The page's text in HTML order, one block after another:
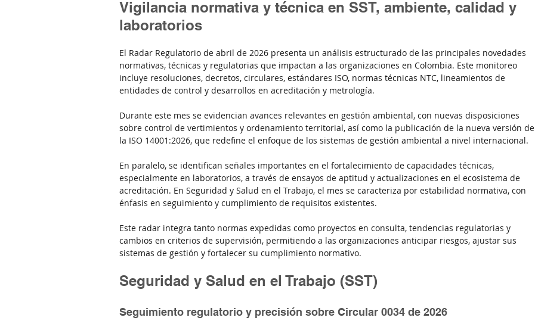
Vigilancia normativa y técnica en SST, ambiente, calidad y
laboratorios
El Radar Regulatorio de abril de 2026 presenta un análisis estructurado de las principales novedades
normativas, técnicas y regulatorias que impactan a las organizaciones en Colombia. Este monitoreo
incluye resoluciones, decretos, circulares, estándares ISO, normas técnicas NTC, lineamientos de
entidades de control y desarrollos en acreditación y metrología.
Durante este mes se evidencian avances relevantes en gestión ambiental, con nuevas disposiciones
sobre control de vertimientos y ordenamiento territorial, así como la publicación de la nueva versión de
la ISO 14001:2026, que redefine el enfoque de los sistemas de gestión ambiental a nivel internacional.
En paralelo, se identifican señales importantes en el fortalecimiento de capacidades técnicas,
especialmente en laboratorios, a través de ensayos de aptitud y actualizaciones en el ecosistema de
acreditación. En Seguridad y Salud en el Trabajo, el mes se caracteriza por estabilidad normativa, con
énfasis en seguimiento y cumplimiento de requisitos existentes.
Este radar integra tanto normas expedidas como proyectos en consulta, tendencias regulatorias y
cambios en criterios de supervisión, permitiendo a las organizaciones anticipar riesgos, ajustar sus
sistemas de gestión y fortalecer su cumplimiento normativo.
Seguridad y Salud en el Trabajo (SST)
Seguimiento regulatorio y precisión sobre Circular 0034 de 2026